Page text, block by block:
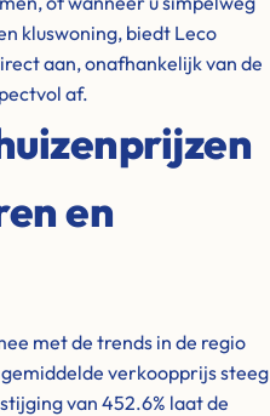
kluswoning, biedt Leco
aan, onafhankelijk van de
af.
en
met de trends in de regio
verkoopprijs steeg
van 452.6% laat de